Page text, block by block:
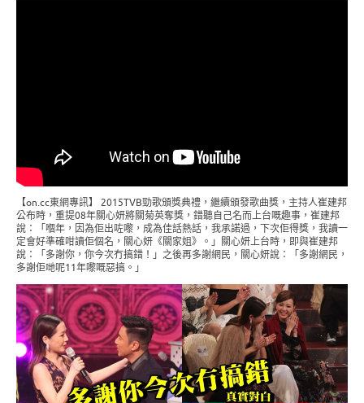
【on.cc東網專訊】 2015TVB勁歌頒獎典禮，繼續頒發歌曲獎，主持人崔建邦
公布時，重提08年關心妍將關菊英奪獎，錯聽自己名而上台嘅趣事，崔建邦
說：「嗰年，因為佢出咗嚟，成為佳話熱話，我承諾過，下次佢得獎，我讀一
定會好準確咁讀佢個名，關心妍《關家姐》。」關心妍上台時，即與崔建邦
說：「多謝你，你今次冇搞錯！」之後再多謝網民，關心妍說：「多謝網民，
多謝佢哋呢11年嚟嘅惡搞。」